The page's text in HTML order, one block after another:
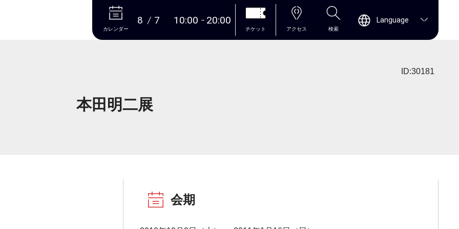
本文へ
カレンダー
8 7 10:00 20:00
チケット アクセス 検索
Language
ID:30181
本田明二展
会期